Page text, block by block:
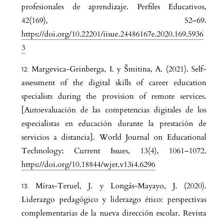
profesionales de aprendizaje. Perfiles Educativos,
42(169), 52–69.
https://doi.org/10.22201/iisue.24486167e.2020.169.5936
3
Margevica-Grinberga, I. y Šmitina, A. (2021). Self-
assessment of the digital skills of career education
specialists during the provision of remote services.
[Autoevaluación de las competencias digitales de los
especialistas en educación durante la prestación de
servicios a distancia]. World Journal on Educational
Technology: Current Issues, 13(4), 1061–1072.
https://doi.org/10.18844/wjet.v13i4.6296
Miras-Teruel, J. y Longás-Mayayo, J. (2020).
Liderazgo pedagógico y liderazgo ético: perspectivas
complementarias de la nueva dirección escolar. Revista